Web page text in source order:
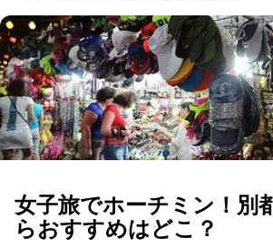
女子旅でホーチミン！別
らおすすめはどこ？